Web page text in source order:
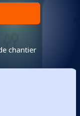
chantier